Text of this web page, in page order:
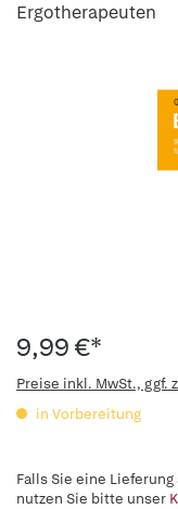
Ergotherapeuten
9,99 €*
Preise inkl. MwSt., ggf.
in Vorbereitung
Falls Sie eine Lieferung
nutzen Sie bitte unser